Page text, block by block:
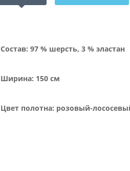
Состав: 97 % шерсть, 3 % эластан
Ширина: 150 см
Цвет полотна: розовый-